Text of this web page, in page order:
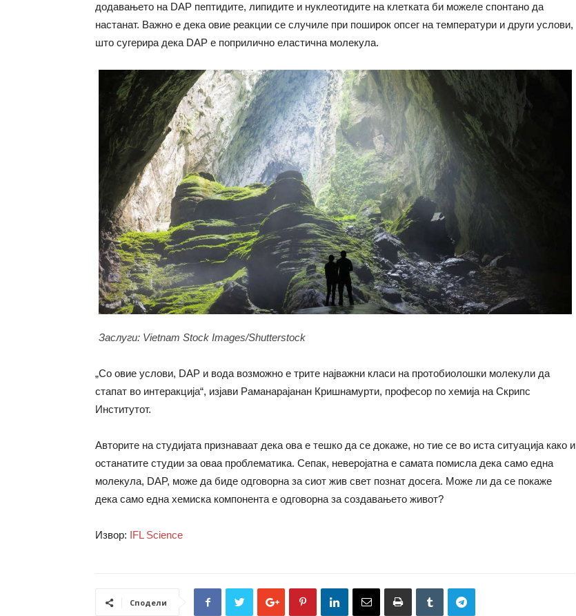
додавањето на DAP пептидите, липидите и нуклеотидите на клетката би можеле спонтано да
настанат. Важно е дека овие реакции се случиле при поширок опсег на температури и други услови,
што сугерира дека DAP е поприлично еластична молекула.
Заслуги: Vietnam Stock Images/Shutterstock
„Со овие услови, DAP и вода возможно е трите најважни класи на протобиолошки молекули да
стапат во интеракција“, изјави Раманарајанан Кришнамурти, професор по хемија на Скрипс
Институтот.
Авторите на студијата признаваат дека ова е тешко да се докаже, но тие се во иста ситуација како и
останатите студии за оваа проблематика. Сепак, неверојатна е самата помисла дека само една
молекула, DAP, може да биде одговорна за сиот жив свет познат досега. Може ли да се покаже
дека само една хемиска компонента е одговорна за создавањето живот?
Извор: IFL Science
Сподели